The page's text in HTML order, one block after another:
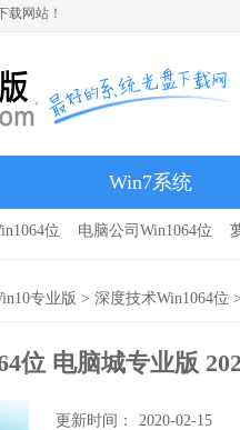
载网站！
Win7系统
位 电脑公司Win1064位
专业版 > 深度技术Win1064位
位 电脑城专业版
更新时间： 2020-02-15